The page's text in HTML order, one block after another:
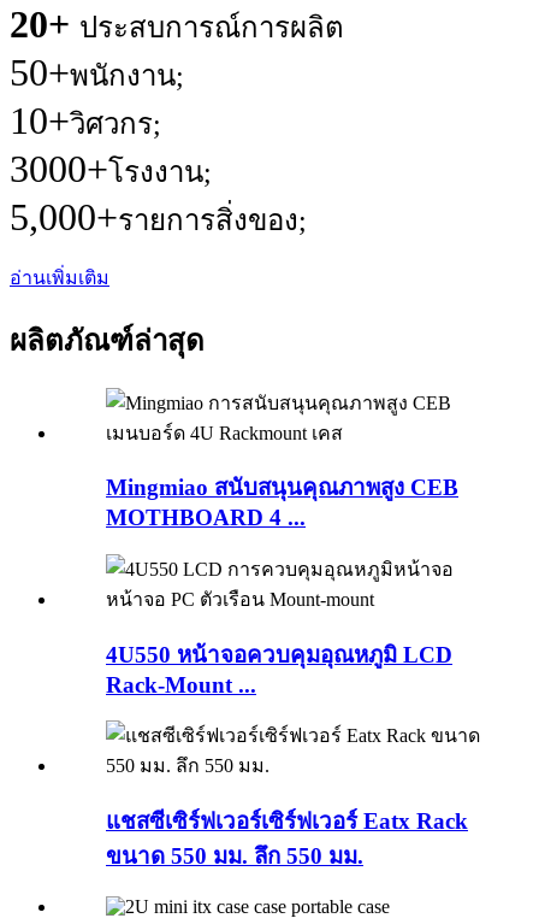
20+ ประสบการณ์การผลิต
50+พนักงาน;
10+วิศวกร;
3000+โรงงาน;
5,000+รายการสิ่งของ;
อ่านเพิ่มเติม
ผลิตภัณฑ์ล่าสุด
Mingmiao สนับสนุนคุณภาพสูง CEB
MOTHBOARD 4 ...
4U550 หน้าจอควบคุมอุณหภูมิ LCD
Rack-Mount ...
แชสซีเซิร์ฟเวอร์เซิร์ฟเวอร์ Eatx Rack
ขนาด 550 มม. ลึก 550 มม.